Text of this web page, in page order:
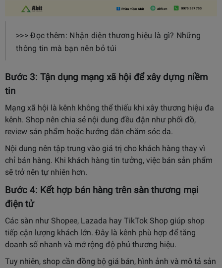
>>> Đọc thêm: Nhận diện thương hiệu là gì? Những
thông tin mà bạn nên bỏ túi
Bước 3: Tận dụng mạng xã hội để xây dựng niềm
tin
Mạng xã hội là kênh không thể thiếu khi xây thương hiệu đa
kênh. Shop nên chia sẻ nội dung đều đặn như phối đồ,
review sản phẩm hoặc hướng dẫn chăm sóc da.
Nội dung nên tập trung vào giá trị cho khách hàng thay vì
chỉ bán hàng. Khi khách hàng tin tưởng, việc bán sản phẩm
sẽ trở nên tự nhiên hơn.
Bước 4: Kết hợp bán hàng trên sàn thương mại
điện tử
Các sàn như Shopee, Lazada hay TikTok Shop giúp shop
tiếp cận lượng khách lớn. Đây là kênh phù hợp để tăng
doanh số nhanh và mở rộng độ phủ thương hiệu.
Tuy nhiên, shop cần đồng bộ giá bán, hình ảnh và mô tả sản